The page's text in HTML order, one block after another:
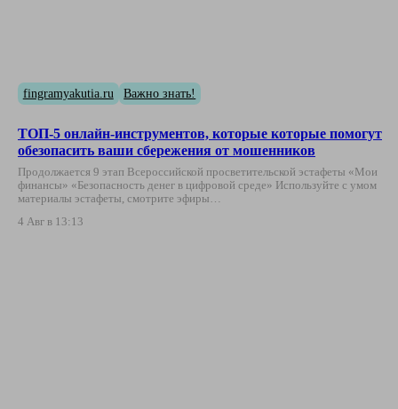
fingramyakutia.ru Важно знать!
ТОП-5 онлайн-инструментов, которые которые помогут
обезопасить ваши сбережения от мошенников
Продолжается 9 этап Всероссийской просветительской эстафеты «Мои
финансы» «Безопасность денег в цифровой среде» Используйте с умом
материалы эстафеты, смотрите эфиры…
4 Авг в 13:13